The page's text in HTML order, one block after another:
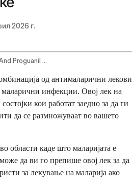
2026 г.
Atovaquone And Proguanil Oral Route
од антималарични лекови
маларични инфекции. Овој лек на
кои работат заедно за да ги
да се размножуваат во вашето
области каде што маларијата е
да ви го препише овој лек за да
за лекување на маларија ако